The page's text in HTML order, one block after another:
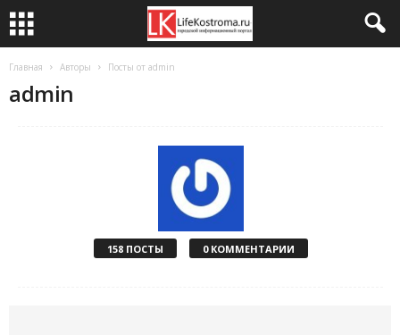
Главная Авторы Посты от admin
admin
158 ПОСТЫ 0 КОММЕНТАРИИ